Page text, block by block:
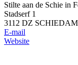
Stilte aan de Schie in
Stadserf 1
3112 DZ SCHIEDAM
E-mail
Website